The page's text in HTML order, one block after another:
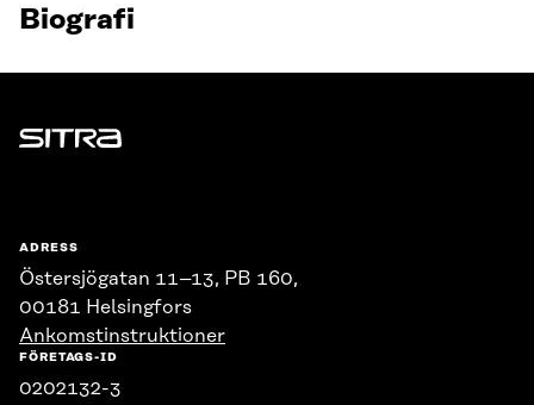
Biografi
Sitra
ADRESS
Östersjögatan 11–13, PB 160,
00181 Helsingfors
Ankomstinstruktioner
FÖRETAGS-ID
0202132-3